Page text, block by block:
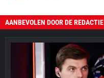
AANBEVOLEN DOOR DE REDACTIE